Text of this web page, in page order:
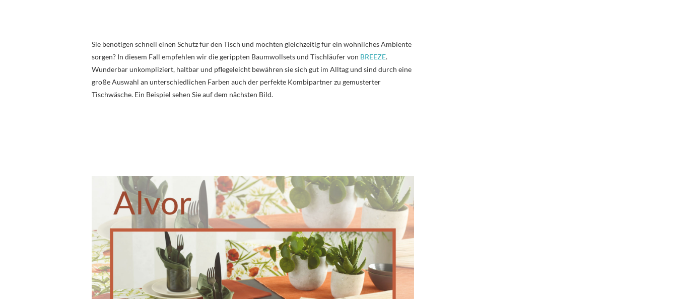
Sie benötigen schnell einen Schutz für den Tisch und möchten gleichzeitig für ein wohnliches Ambiente
sorgen? In diesem Fall empfehlen wir die gerippten Baumwollsets und Tischläufer von BREEZE.
Wunderbar unkompliziert, haltbar und pflegeleicht bewähren sie sich gut im Alltag und sind durch eine
große Auswahl an unterschiedlichen Farben auch der perfekte Kombipartner zu gemusterter
Tischwäsche. Ein Beispiel sehen Sie auf dem nächsten Bild.